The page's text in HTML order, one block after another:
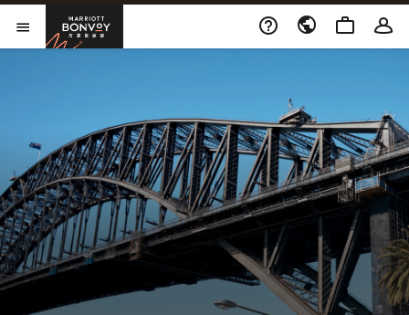
跳到内容
打开菜单Marriott Bonvoy 打开新窗口